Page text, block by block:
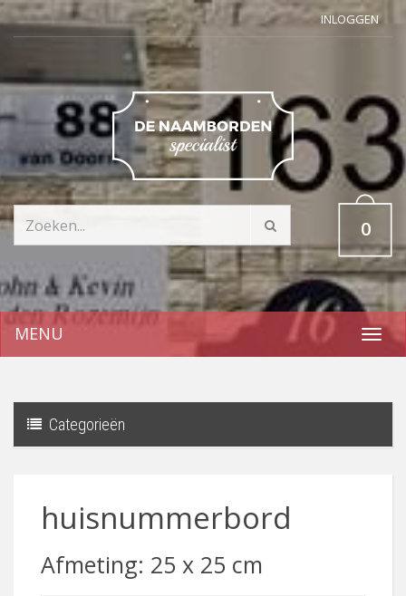
INLOGGEN
0
MENU
Categorieën
huisnummerbord
Afmeting: 25 x 25 cm